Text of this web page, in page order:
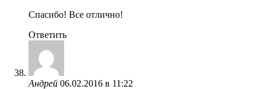
Спасибо! Все отлично!
Ответить
Андрей 06.02.2016 в 11:22